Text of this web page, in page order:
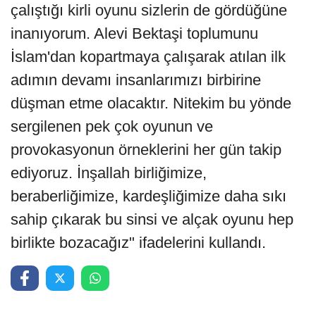
çalıştığı kirli oyunu sizlerin de gördüğüne
inanıyorum. Alevi Bektaşi toplumunu
İslam'dan kopartmaya çalışarak atılan ilk
adımın devamı insanlarımızı birbirine
düşman etme olacaktır. Nitekim bu yönde
sergilenen pek çok oyunun ve
provokasyonun örneklerini her gün takip
ediyoruz. İnşallah birliğimize,
beraberliğimize, kardeşliğimize daha sıkı
sahip çıkarak bu sinsi ve alçak oyunu hep
birlikte bozacağız" ifadelerini kullandı.